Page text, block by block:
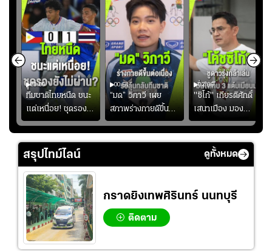
03:00
ทีมชาติไทยหนืด ชนะ
แต่เหนื่อย! ชุดรอง
ยังไม่ผ่าน?
00:51
“มด” วิภาวี เผย
สภาพร่างกายดีขึ้น
อย่างต่อเนื่อง พร้อม
พยายามลงสนามให้
02:06
"ซิโก้" เกียรติศักดิ์
เสนาเมือง มอง
ว่าการเปิดโอกาสให้
แข้งดาวรุ่งลงสนาม
อย่างต่อเนื่อง
สรุปไทม์ไลน์ ดูทั้งหมด
กราดยิงเทพศิรินทร์ นนทบุรี
ติดตาม